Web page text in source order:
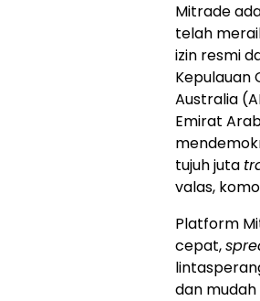
Mitrade
telah
izin resmi
Kepulauan
Australia
Emirat
tujuh juta
valas,
Platform
cepat,
dan